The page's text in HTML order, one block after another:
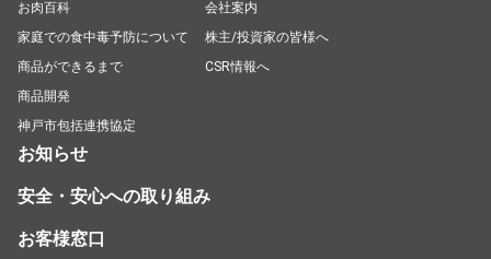
お肉百科
家庭での食中毒予防について
商品ができるまで
商品開発
神戸市包括連携協定
会社案内
株主/投資家の皆様へ
CSR情報へ
お知らせ
安全・安心への取り組み
お客様窓口